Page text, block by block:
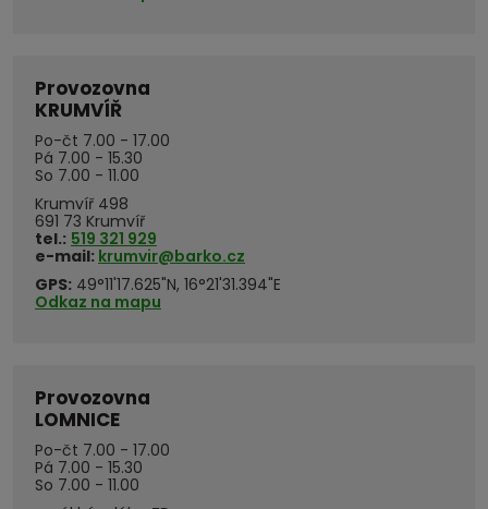
Provozovna
KRUMVÍŘ
Po-čt 7.00 - 17.00
Pá 7.00 - 15.30
So 7.00 - 11.00
Krumvíř 498
691 73 Krumvíř
tel.: 519 321 929
e-mail: krumvir@barko.cz
GPS: 49°11'17.625"N, 16°21'31.394"E
Odkaz na mapu
Provozovna
LOMNICE
Po-čt 7.00 - 17.00
Pá 7.00 - 15.30
So 7.00 - 11.00